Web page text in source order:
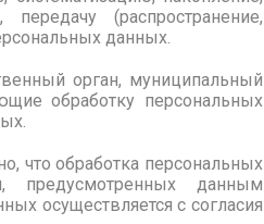
(распространение,
данных.
орган, муниципальный
обработку персональных
что обработка персональных
данным
осуществляется с согласия